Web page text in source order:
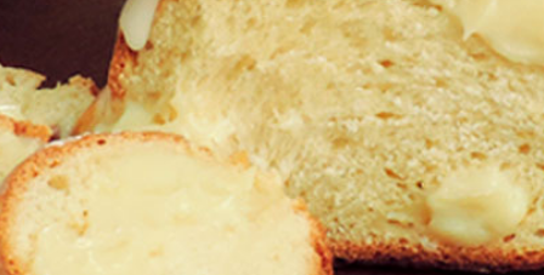
Todas Vídeo Receitas Cucas
Doces Coberturas Massas
Biscoitos Bolos Pães
Tortas Salgados Integral
Dicas